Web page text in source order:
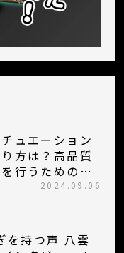
ュエーション
方は？高品質
行うための方
2024.09.06
を持つ声 八雲